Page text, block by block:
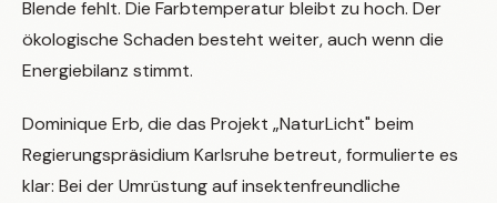
Blende fehlt. Die Farbtemperatur bleibt zu hoch. Der
ökologische Schaden besteht weiter, auch wenn die
Energiebilanz stimmt.
Dominique Erb, die das Projekt „NaturLicht" beim
Regierungspräsidium Karlsruhe betreut, formulierte es
klar: Bei der Umrüstung auf insektenfreundliche